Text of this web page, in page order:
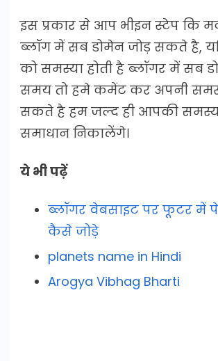
इस प्रकार से आप भीइन स्टेप कि
ब्लॉग में सब डोमेन जोड़ सकते है,
को समस्या होती है ब्लॉगर में सब
समय तो हमे कमेंट कर अपनी
सकते है हम जल्द ही आपकी
समाधान निकालेंगे।
ये भी पढ़ें
ब्लॉगर वेबसाइट पर फूटर में
कैसे जोड़े
planets name in Hindi
Arogya Vibhag Bharti